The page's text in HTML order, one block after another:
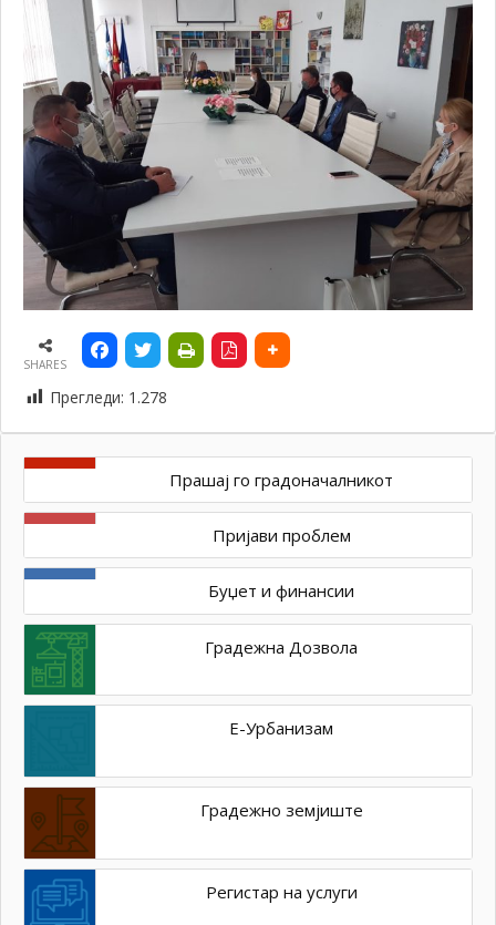
SHARES
Прегледи: 1.278
Прашај го градоначалникот
Пријави проблем
Буџет и финансии
Градежна Дозвола
Е-Урбанизам
Градежно земјиште
Регистар на услуги